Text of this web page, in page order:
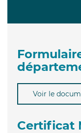
Voir le
Certificat